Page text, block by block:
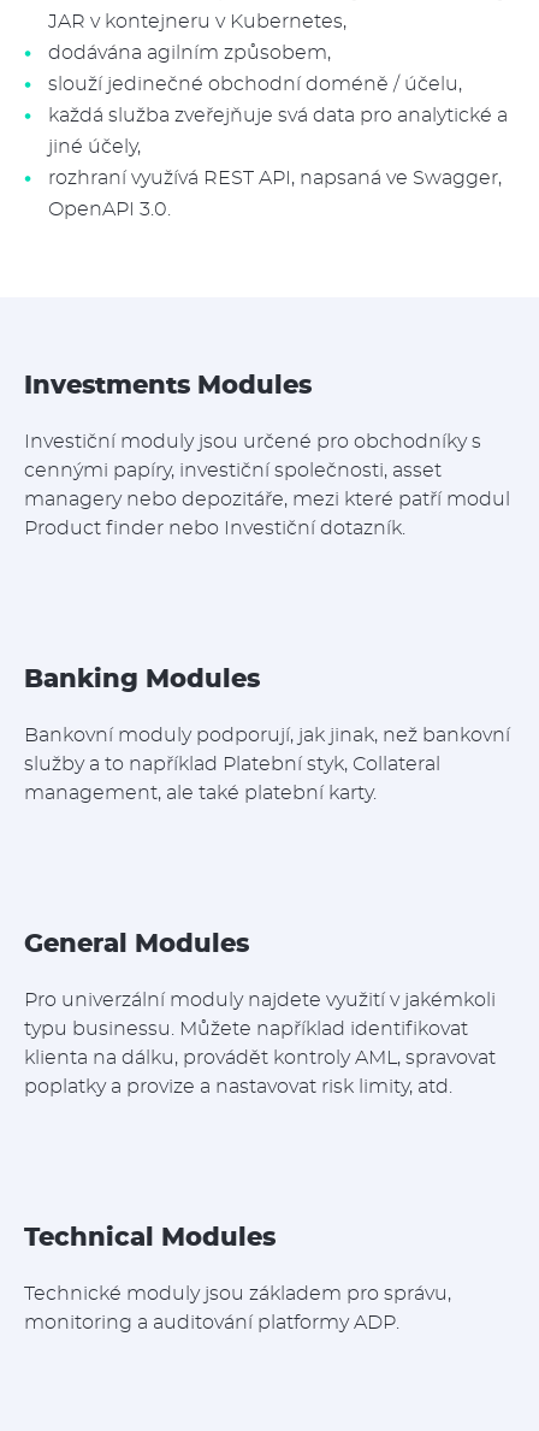
JAR v kontejneru v Kubernetes,
dodávána agilním způsobem,
slouží jedinečné obchodní doméně / účelu,
každá služba zveřejňuje svá data pro analytické a
jiné účely,
rozhraní využívá REST API, napsaná ve Swagger,
OpenAPI 3.0.
Investments Modules
Investiční moduly jsou určené pro obchodníky s
cennými papíry, investiční společnosti, asset
managery nebo depozitáře, mezi které patří modul
Product finder nebo Investiční dotazník.
Banking Modules
Bankovní moduly podporují, jak jinak, než bankovní
služby a to například Platební styk, Collateral
management, ale také platební karty.
General Modules
Pro univerzální moduly najdete využití v jakémkoli
typu businessu. Můžete například identifikovat
klienta na dálku, provádět kontroly AML, spravovat
poplatky a provize a nastavovat risk limity, atd.
Technical Modules
Technické moduly jsou základem pro správu,
monitoring a auditování platformy ADP.